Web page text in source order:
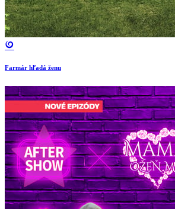
Farmár hľadá ženu